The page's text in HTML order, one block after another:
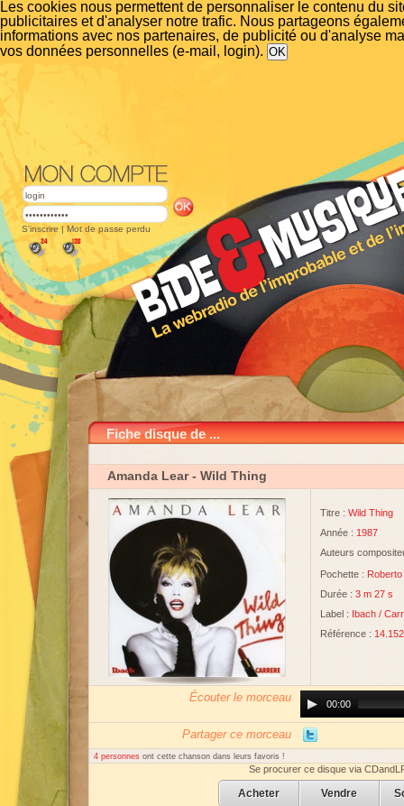
Les cookies nous permettent de personnaliser le contenu du
publicitaires et d'analyser notre trafic. Nous partageons
informations avec nos partenaires, de publicité ou d'analyse
vos données personnelles (e-mail, login).
S'inscrire | Mot de passe perdu
Fiche disque de ...
Amanda Lear- Wild Thing
Titre : Wild Thing
Année : 1987
Auteurs
Pochette :
Durée : 3 m 27 s
Label : Ibach /
Référence : 14.152
Écouter le morceau
Player00:00
Partager ce morceau
4 personnes ont cette chanson dans leurs favoris !
Se procurer ce disque via
Acheter Vendre